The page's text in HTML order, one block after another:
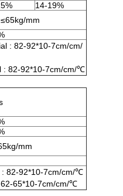
14-19%
mm
: 82-92*10-7cm/cm/
: 82-92*10-7cm/cm/℃
mm
: 82-92*10-7cm/cm/℃
65*10-7cm/cm/℃